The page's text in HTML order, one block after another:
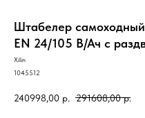
Штабелер самоходный
EN 24/105 В/Ач с
Xilin
1045512
240998,00 р. 291608,00 р.